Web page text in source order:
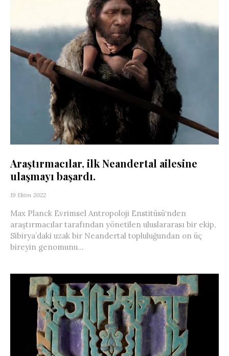
Araştırmacılar, ilk Neandertal ailesine
ulaşmayı başardı.
19 Ekim 2022
Max Planck Evrimsel Antropoloji Enstitüsü‘nden
araştırmacılar tarafından yönetilen uluslararası bir ekip,
Sibirya’daki uzak bir Neandertal topluluğundan on üç
bireyin genomunu...